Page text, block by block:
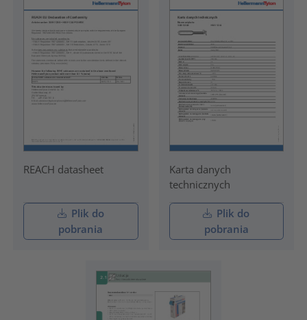
REACH datasheet
Plik do
pobrania
Karta danych
technicznych
Plik do
pobrania